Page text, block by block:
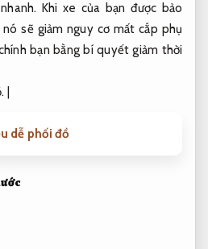
Khi xe của bạn được bảo
nó sẽ giảm nguy cơ mất cắp phụ
bạn bằng bí quyết giảm thời
dễ phối đồ